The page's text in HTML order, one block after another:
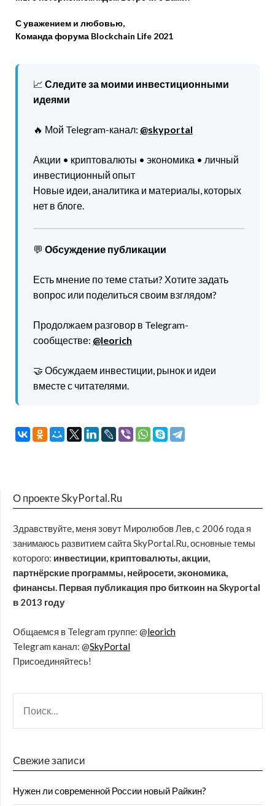
С уважением и любовью,
Команда форума Blockchain Life 2021
📈 Следите за моими инвестиционными
идеями
🔥 Мой Telegram-канал: @skyportal
Акции • криптовалюты • экономика • личный
инвестиционный опыт
Новые идеи, аналитика и материалы, которых
нет в блоге.
💬 Обсуждение публикации
Есть мнение по теме статьи? Хотите задать
вопрос или поделиться своим взглядом?
Продолжаем разговор в Telegram-
сообществе: @leorich
🤝 Обсуждаем инвестиции, рынок и идеи
вместе с читателями.
О проекте SkyPortal.Ru
Здравствуйте, меня зовут Миролюбов Лев, с 2006 года я
занимаюсь развитием сайта SkyPortal.Ru, основные темы
которого: инвестиции, криптовалюты, акции,
партнёрские программы, нейросети, экономика,
финансы. Первая публикация про биткоин на Skyportal
в 2013 году
Общаемся в Telegram группе: @leorich
Telegram канал: @SkyPortal
Присоединяйтесь!
Свежие записи
Нужен ли современной России новый Райкин?